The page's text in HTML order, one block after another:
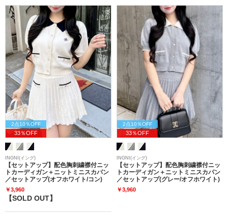
2点10％OFF
33％OFF
INGNI(イング)
【セットアップ】配色胸刺繍襟付ニッ
トカーディガン＋ニットミニスカパン
／セットアップ(オフホワイト/コン)
￥3,960
【SOLD OUT】
2点10％OFF
33％OFF
INGNI(イング)
【セットアップ】配色胸刺繍襟付ニッ
トカーディガン＋ニットミニスカパン
／セットアップ(グレー/オフホワイト)
￥3,960